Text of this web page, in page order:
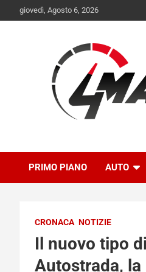
to
giovedì, Agosto 6, 2026
PRIMO PIANO AUTO
CRONACA NOTIZIE
Il nuovo tipo
Autostrada,